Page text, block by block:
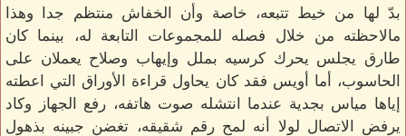
بدّ لها من خيط تتبعه، خاصة وأن الخفاش منتظم جدا وهذا
مالاحظته من خلال فصله للمجموعات التابعة له، بينما كان
طارق يجلس يحرك كرسيه بملل وإيهاب وصلاح يعملان على
الحاسوب، أما أويس فقد كان يحاول قراءة الأوراق التي اعطته
إياها مياس بجدية عندما انتشله صوت هاتفه، رفع الجهاز وكاد
يرفض الاتصال لولا أنه لمح رقم شقيقه، تغضن جبينه بذهول